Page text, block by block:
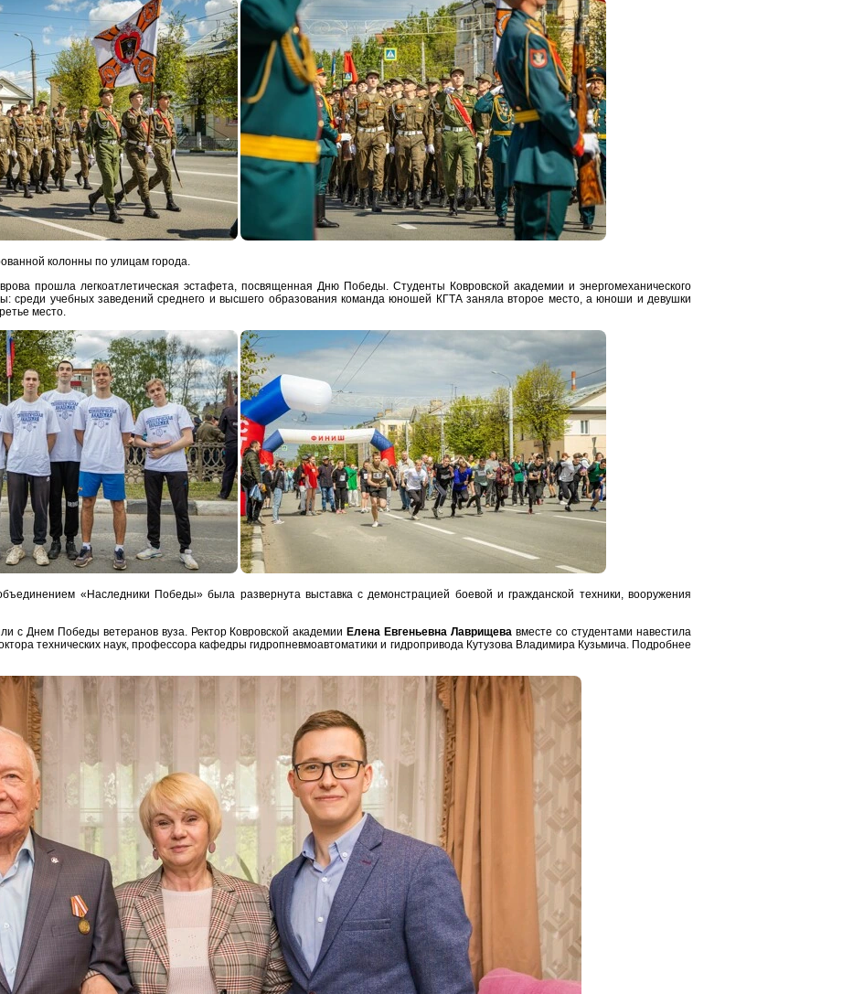
колонны по улицам города.
прошла легкоатлетическая эстафета, посвященная Дню Победы. Студенты Ковровской академии и энергомеханического
среди учебных заведений среднего и высшего образования команда юношей КГТА заняла второе место, а юноши и девушки
место.
«Наследники Победы» была развернута выставка с демонстрацией боевой и гражданской техники, вооружения
с Днем Победы ветеранов вуза. Ректор Ковровской академии Елена Евгеньевна Лаврищева вместе со студентами навестила
технических наук, профессора кафедры гидропневмоавтоматики и гидропривода Кутузова Владимира Кузьмича. Подробнее